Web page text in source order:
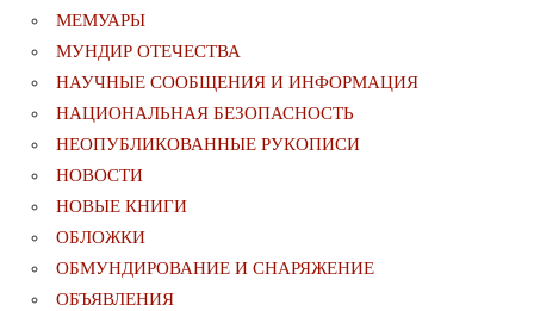
МЕМУАРЫ
МУНДИР ОТЕЧЕСТВА
НАУЧНЫЕ СООБЩЕНИЯ И ИНФОРМАЦИЯ
НАЦИОНАЛЬНАЯ БЕЗОПАСНОСТЬ
НЕОПУБЛИКОВАННЫЕ РУКОПИСИ
НОВОСТИ
НОВЫЕ КНИГИ
ОБЛОЖКИ
ОБМУНДИРОВАНИЕ И СНАРЯЖЕНИЕ
ОБЪЯВЛЕНИЯ